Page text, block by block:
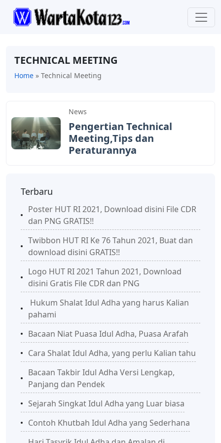
TECHNICAL MEETING
Home » Technical Meeting
News
Pengertian Technical
Meeting,Tips dan
Peraturannya
Terbaru
Poster HUT RI 2021, Download disini File CDR
dan PNG GRATIS!!
Twibbon HUT RI Ke 76 Tahun 2021, Buat dan
download disini GRATIS!!
Logo HUT RI 2021 Tahun 2021, Download
disini Gratis File CDR dan PNG
Hukum Shalat Idul Adha yang harus Kalian
pahami
Bacaan Niat Puasa Idul Adha, Puasa Arafah
Cara Shalat Idul Adha, yang perlu Kalian tahu
Bacaan Takbir Idul Adha Versi Lengkap,
Panjang dan Pendek
Sejarah Singkat Idul Adha yang Luar biasa
Contoh Khutbah Idul Adha yang Sederhana